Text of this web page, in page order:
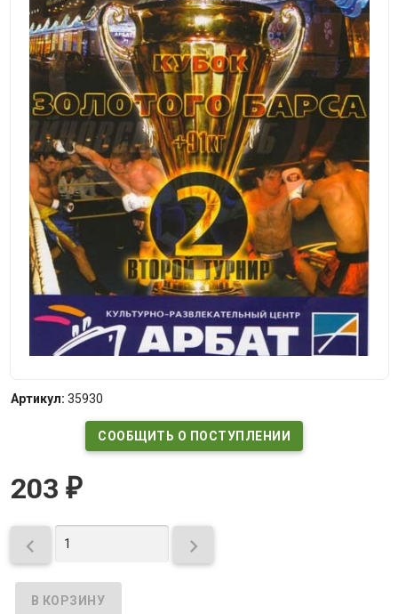
Артикул: 35930
СООБЩИТЬ О ПОСТУПЛЕНИИ
203 ₽
 